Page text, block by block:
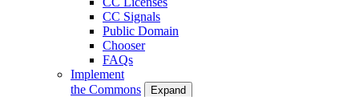
CC Signals
Public Domain
Chooser
FAQs
Implement
the Commons
Expand